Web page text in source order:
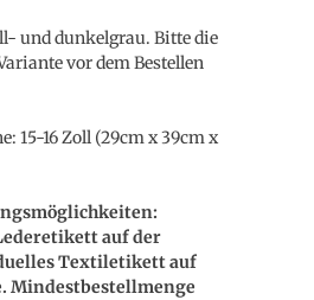
und dunkelgrau. Bitte die
vor dem Bestellen
15-16 Zoll (29cm x 39cm x
auf der
Textiletikett auf
Mindestbestellmenge